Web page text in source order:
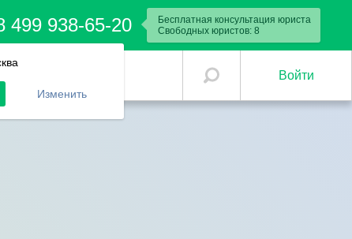
Изменить
499 938-65-20
Бесплатная консультация юриста
Свободных юристов: 8
Войти